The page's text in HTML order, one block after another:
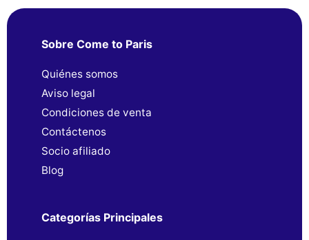
Sobre Come to Paris
Quiénes somos
Aviso legal
Condiciones de venta
Contáctenos
Socio afiliado
Blog
Categorías Principales